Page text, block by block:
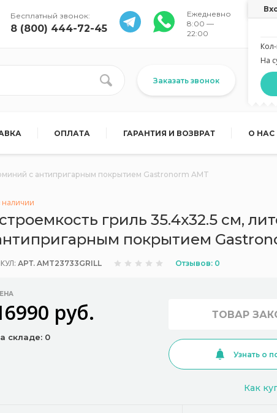
Бесплатный звонок:
8 (800) 444-72-45
Ежедневно
8:00 —
22:00
На
Заказать звонок
ОПЛАТА ГАРАНТИЯ И ВОЗВРАТ О НАС
с антипригарным покрытием Gastronorm AMT
наличии
гриль 35.4x32.5 см,
покрытием
АРТ. AMT23733GRILL Отзывов: 0
руб.
складе: 0
ТОВАР
Узнать о
Как